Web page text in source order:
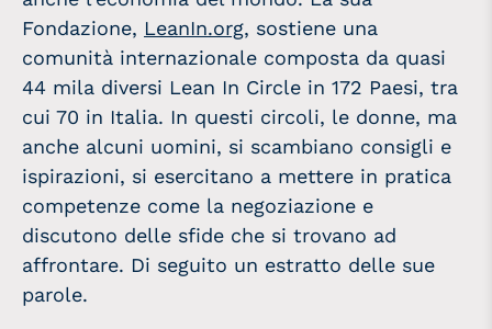
Fondazione, LeanIn.org, sostiene una
comunità internazionale composta da quasi
44 mila diversi Lean In Circle in 172 Paesi, tra
cui 70 in Italia. In questi circoli, le donne, ma
anche alcuni uomini, si scambiano consigli e
ispirazioni, si esercitano a mettere in pratica
competenze come la negoziazione e
discutono delle sfide che si trovano ad
affrontare. Di seguito un estratto delle sue
parole.